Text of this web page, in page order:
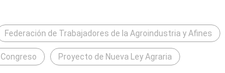
Federación de Trabajadores de la Agroindustria y Afines
Proyecto de Nueva Ley Agraria